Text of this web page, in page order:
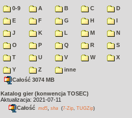
0-9 A B C
D
E
F G H
I
J
K L M
N
O
P Q R
S
T
U V W
X
Y
Z
inne
Całość 3074 MB
Katalog gier (konwencja TOSEC)
Aktualizacja: 2021-07-11
Całość md5 sha (7-Zip TUGZip)